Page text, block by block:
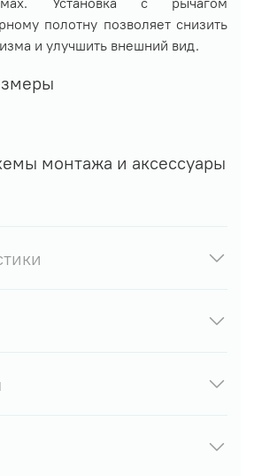
полотну позволяет снизить
и улучшить внешний вид.
монтажа и аксессуары